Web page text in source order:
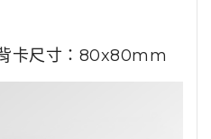
卡尺寸：80x80mm